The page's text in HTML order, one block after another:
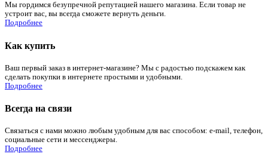
Мы гордимся безупречной репутацией нашего магазина. Если товар не
устроит вас, вы всегда сможете вернуть деньги.
Подробнее
Как купить
Ваш первый заказ в интернет-магазине? Мы с радостью подскажем как
сделать покупки в интернете простыми и удобными.
Подробнее
Всегда на связи
Связаться с нами можно любым удобным для вас способом: e-mail, телефон,
социальные сети и мессенджеры.
Подробнее